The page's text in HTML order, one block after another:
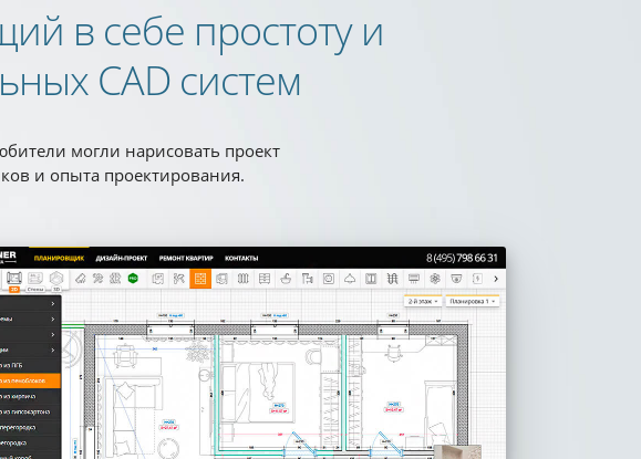
в себе простоту и
CAD систем
могли нарисовать проект
и опыта проектирования.